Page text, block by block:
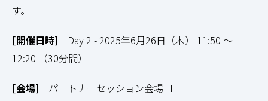
す。
[開催日時] Day 2 - 2025年6月26日（木） 11:50 ～
12:20 （30分間）
[会場] パートナーセッション会場 H